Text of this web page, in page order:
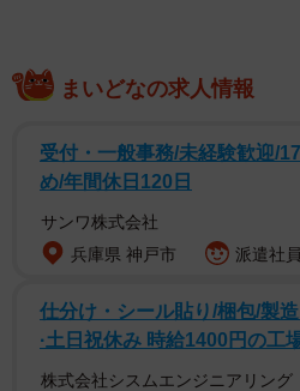
めにスタートしましたが、息子
さまと2人暮らし。ということは
のおにぎりなのでしょうか。
まいどなの求人情報
受付・一般事務/未経験歓迎/
め/年間休日120日
サンワ株式会社
兵庫県 神戸市
派遣社
仕分け・シール貼り/梱包/製
·土日祝休み 時給1400円の工
株式会社シスムエンジニアリング